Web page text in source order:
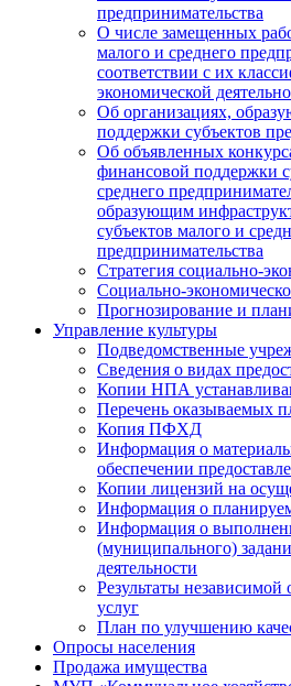
предпринимательства
О числе замещенных
малого и среднего
соответствии с их
экономической
Об организациях,
поддержки субъектов
Об объявленных
финансовой поддержки
среднего
образующим
субъектов малого и
предпринимательства
Стратегия социально-
Социально-
Прогнозирование и
Управление культуры
Подведомственные
Сведения о видах
Копии НПА
Перечень оказываемых
Копия ПФХД
Информация о
обеспечении
Копии лицензий на
Информация о
Информация о
(муниципального)
деятельности
Результаты независимой
услуг
План по улучшению
Опросы населения
Продажа имущества